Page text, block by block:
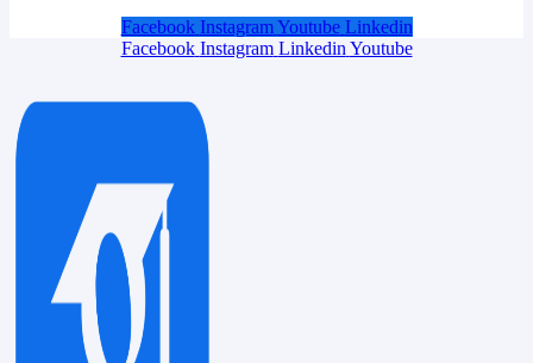
Facebook Instagram Youtube Linkedin
Facebook Instagram Linkedin Youtube